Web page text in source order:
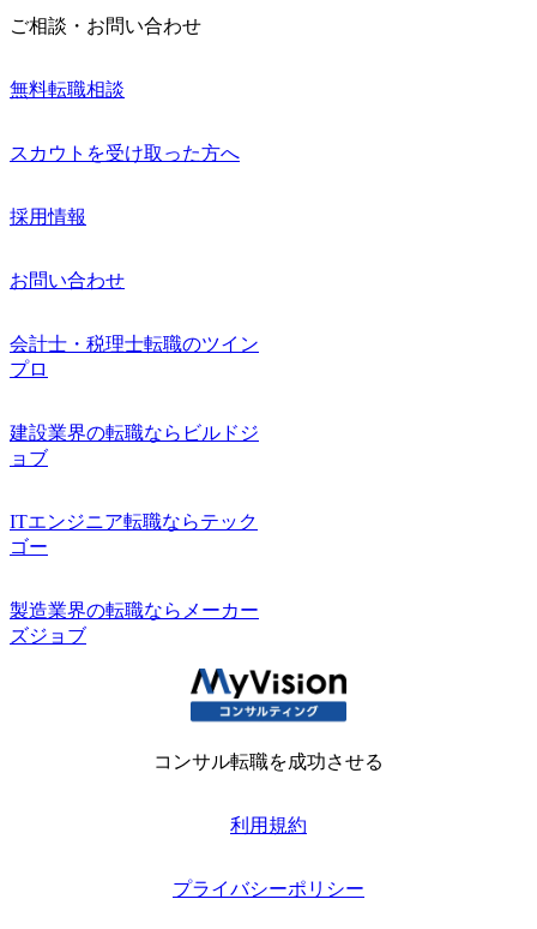
ご相談・お問い合わせ
無料転職相談
スカウトを受け取った方へ
採用情報
お問い合わせ
会計士・税理士転職のツイン
プロ
建設業界の転職ならビルドジ
ョブ
ITエンジニア転職ならテック
ゴー
製造業界の転職ならメーカー
ズジョブ
コンサル転職を成功させる
利用規約
プライバシーポリシー